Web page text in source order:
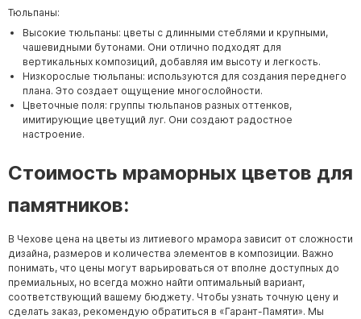
Тюльпаны:
Высокие тюльпаны: цветы с длинными стеблями и крупными,
чашевидными бутонами. Они отлично подходят для
вертикальных композиций, добавляя им высоту и легкость.
Низкорослые тюльпаны: используются для создания переднего
плана. Это создает ощущение многослойности.
Цветочные поля: группы тюльпанов разных оттенков,
имитирующие цветущий луг. Они создают радостное
настроение.
Стоимость мраморных цветов для
памятников:
В Чехове цена на цветы из литиевого мрамора зависит от сложности
дизайна, размеров и количества элементов в композиции. Важно
понимать, что цены могут варьироваться от вполне доступных до
премиальных, но всегда можно найти оптимальный вариант,
соответствующий вашему бюджету. Чтобы узнать точную цену и
сделать заказ, рекомендую обратиться в «Гарант-Памяти». Мы